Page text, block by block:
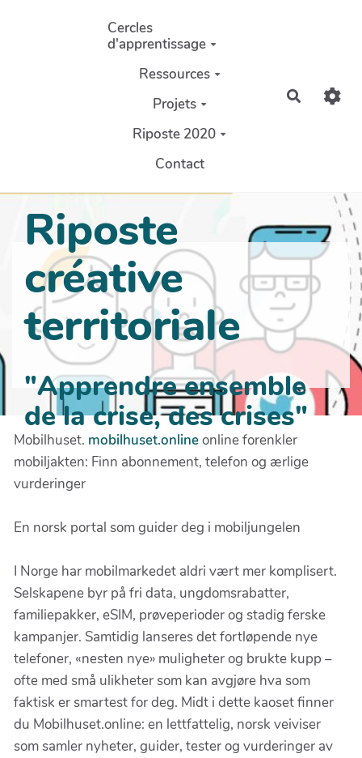
Aller au contenu principal
Cercles
d'apprentissage
Ressources
Projets
Riposte 2020
Contact
Riposte
créative
territoriale
"Apprendre ensemble
de la crise, des crises"
Mobilhuset. mobilhuset.onlineonline forenkler
mobiljakten: Finn abonnement, telefon og ærlige
vurderinger
En norsk portal som guider deg i mobiljungelen
I Norge har mobilmarkedet aldri vært mer komplisert.
Selskapene byr på fri data, ungdomsrabatter,
familiepakker, eSIM, prøveperioder og stadig ferske
kampanjer. Samtidig lanseres det fortløpende nye
telefoner, «nesten nye» muligheter og brukte kupp –
ofte med små ulikheter som kan avgjøre hva som
faktisk er smartest for deg. Midt i dette kaoset finner
du Mobilhuset.online: en lettfattelig, norsk veiviser
som samler nyheter, guider, tester og vurderinger av